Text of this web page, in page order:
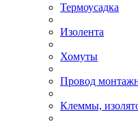
Термоусадка
Изолента
Хомуты
Провод
Клеммы,